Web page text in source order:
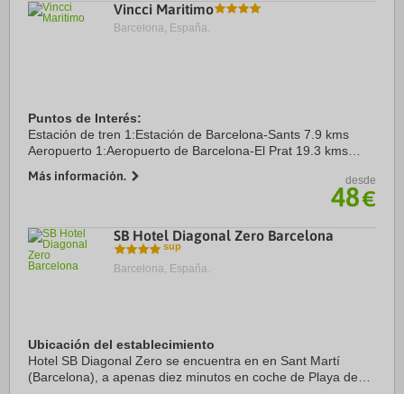
Vincci Maritimo
Barcelona, España.
Puntos de Interés:
Estación de tren 1:Estación de Barcelona-Sants 7.9 kms
Aeropuerto 1:Aeropuerto de Barcelona-El Prat 19.3 kms
Centro Ciudad:Plaza Catalunya 5.3 kms
Más información. desde
48€
SB Hotel Diagonal Zero Barcelona
Barcelona, España.
Ubicación del establecimiento
Hotel SB Diagonal Zero se encuentra en en Sant Martí
(Barcelona), a apenas diez minutos en coche de Playa de